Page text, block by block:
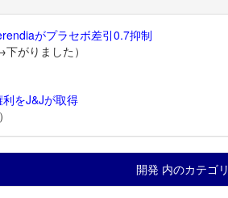
がプラセボ差引0.7抑制
がりました）
をJ&Jが取得
開発 内のカテゴリ